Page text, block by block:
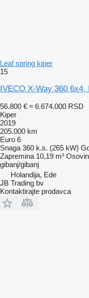
Leaf spring kiper
15
IVECO X-Way 360
56.800 € ≈ 6.674.000 RSD
Kiper
2019
205.000 km
Euro 6
Snaga 360 k.s. (265 kW)
Zapremina 10,19 m³
gibanj/gibanj
Holandija, Ede
JB Trading bv
Kontaktirajte prodavca